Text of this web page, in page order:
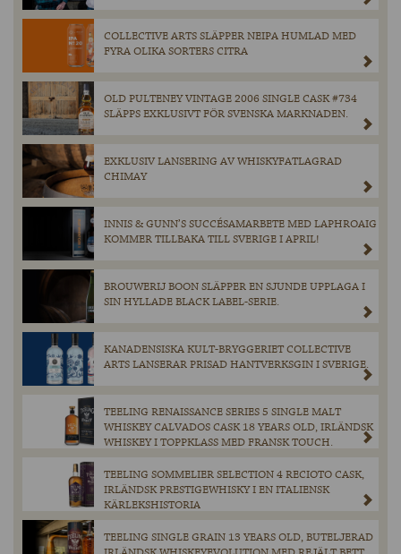
COLLECTIVE ARTS SLÄPPER NEIPA HUMLAD MED
FYRA OLIKA SORTERS CITRA
OLD PULTENEY VINTAGE 2006 SINGLE CASK #734
SLÄPPS EXKLUSIVT FÖR SVENSKA MARKNADEN.
EXKLUSIV LANSERING AV WHISKYFATLAGRAD
CHIMAY
INNIS & GUNN’S SUCCÉSAMARBETE MED LAPHROAIG
KOMMER TILLBAKA TILL SVERIGE I APRIL!
BROUWERIJ BOON SLÄPPER EN SJUNDE UPPLAGA I
SIN HYLLADE BLACK LABEL-SERIE.
KANADENSISKA KULT-BRYGGERIET COLLECTIVE
ARTS LANSERAR PRISAD HANTVERKSGIN I SVERIGE.
TEELING RENAISSANCE SERIES 5 SINGLE MALT
WHISKEY CALVADOS CASK 18 YEARS OLD, IRLÄNDSK
WHISKEY I TOPPKLASS MED FRANSK TOUCH.
TEELING SOMMELIER SELECTION 4 RECIOTO CASK,
IRLÄNDSK PRESTIGEWHISKY I EN ITALIENSK
KÄRLEKSHISTORIA
TEELING SINGLE GRAIN 13 YEARS OLD, BUTELJERAD